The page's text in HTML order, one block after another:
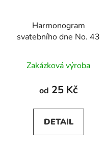
Harmonogram
svatebního dne No. 43
Zakázková výroba
od 25 Kč
DETAIL